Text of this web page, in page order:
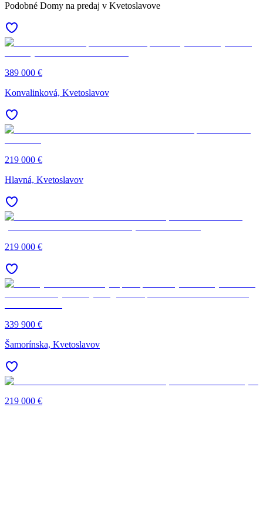
Podobné Domy na predaj v Kvetoslavove
389 000 €
Konvalinková, Kvetoslavov
219 000 €
Hlavná, Kvetoslavov
219 000 €
339 900 €
Šamorínska, Kvetoslavov
219 000 €